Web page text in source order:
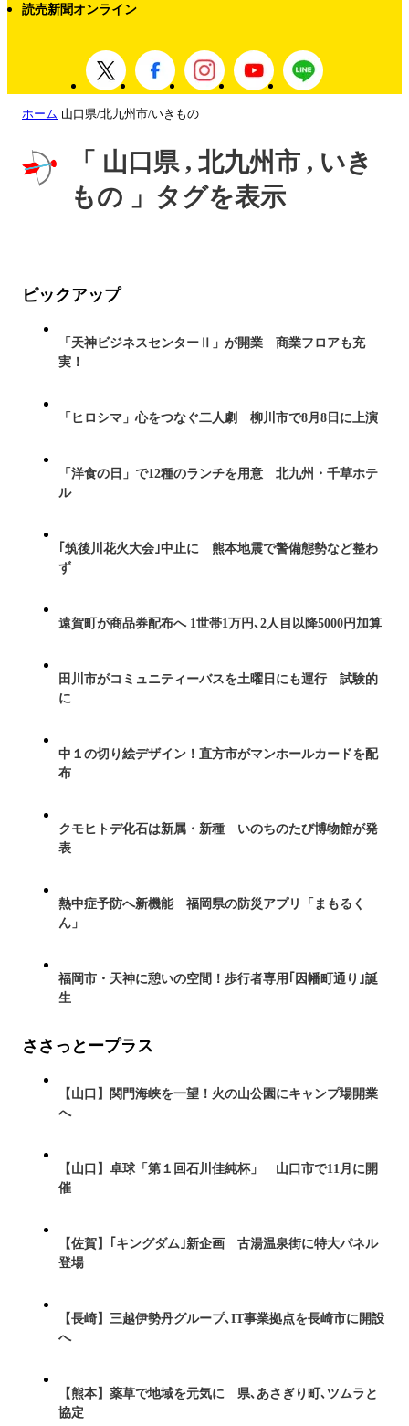
読売新聞オンライン
ホーム 山口県/北九州市/いきもの
「 山口県 , 北九州市 , いき
もの 」タグを表示
ピックアップ
「天神ビジネスセンターⅡ」が開業 商業フロアも充
実！
「ヒロシマ」心をつなぐ二人劇 柳川市で8月8日に上演
「洋食の日」で12種のランチを用意 北九州・千草ホテ
ル
｢筑後川花火大会｣中止に 熊本地震で警備態勢など整わ
ず
遠賀町が商品券配布へ 1世帯1万円､2人目以降5000円加算
田川市がコミュニティーバスを土曜日にも運行 試験的
に
中１の切り絵デザイン！直方市がマンホールカードを配
布
クモヒトデ化石は新属・新種 いのちのたび博物館が発
表
熱中症予防へ新機能 福岡県の防災アプリ「まもるく
ん」
福岡市・天神に憩いの空間！歩行者専用｢因幡町通り｣誕
生
ささっとープラス
【山口】関門海峡を一望！火の山公園にキャンプ場開業
へ
【山口】卓球「第１回石川佳純杯」 山口市で11月に開
催
【佐賀】｢キングダム｣新企画 古湯温泉街に特大パネル
登場
【長崎】三越伊勢丹グループ､IT事業拠点を長崎市に開設
へ
【熊本】薬草で地域を元気に 県､あさぎり町､ツムラと
協定